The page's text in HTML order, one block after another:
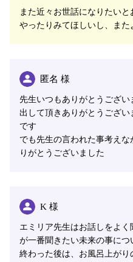
《この世にたったひとり
て、元気になっていただ
＝＝＝＝＝＝＝＝＝＝＝＝
★･*.｡:シェリール運営よ
電話占いシェリールの超人
のデジタルコンテンツ
エミリア先生の《驚異のシ
ひシェリールの電話鑑定に
また近々お世話になりたい
やったりみてほしいし、また
匿名 様
先生いつもありがとうござ
出して頂きありがとうござ
です
でも先生の言われた事考え
りがとうございました
K 様
エミリア先生はお話しをよ
が一番聞きたい未来の事に
終わった後は、お風呂上が